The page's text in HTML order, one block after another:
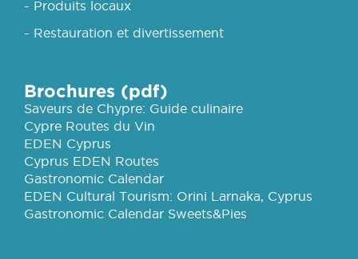
- Produits locaux
- Restauration et divertissement
Brochures (pdf)
Saveurs de Chypre: Guide culinaire
Cypre Routes du Vin
EDEN Cyprus
Cyprus EDEN Routes
Gastronomic Calendar
EDEN Cultural Tourism: Orini Larnaka, Cyprus
Gastronomic Calendar Sweets&Pies